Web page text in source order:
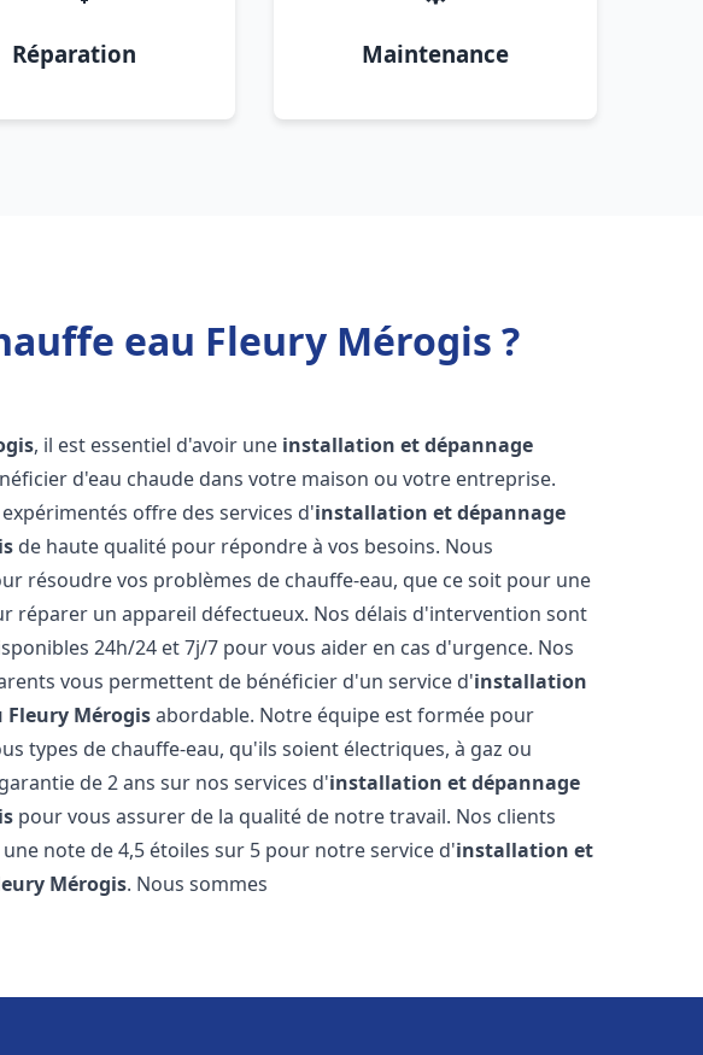
Réparation Maintenance
eau Fleury Mérogis ?
, il est essentiel d'avoir une installation et dépannage
d'eau chaude dans votre maison ou votre entreprise.
offre des services d'installation et dépannage
de haute qualité pour répondre à vos besoins. Nous
résoudre vos problèmes de chauffe-eau, que ce soit pour une
réparer un appareil défectueux. Nos délais d'intervention sont
24h/24 et 7j/7 pour vous aider en cas d'urgence. Nos
vous permettent de bénéficier d'un service d'installation
Fleury Mérogisabordable. Notre équipe est formée pour
types de chauffe-eau, qu'ils soient électriques, à gaz ou
de 2 ans sur nos services d'installation et dépannage
pour vous assurer de la qualité de notre travail. Nos clients
note de 4,5 étoiles sur 5 pour notre service d'installation et
Mérogis. Nous sommes